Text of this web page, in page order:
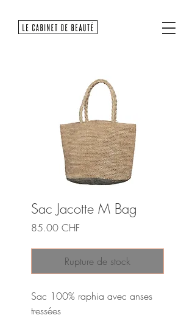
Sac Jacotte M Bag
85.00 CHF
Rupture de stock
Sac 100% raphia avec anses
tressées